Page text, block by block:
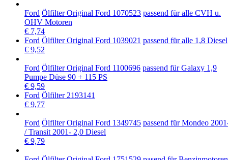
Ford Ölfilter Original Ford 1070523 passend für alle CVH u.
OHV Motoren
€ 7,74
Ford Ölfilter Original Ford 1039021 passend für alle 1,8 Diesel
€ 9,52
Ford Ölfilter Original Ford 1100696 passend für Galaxy 1,9
Pumpe Düse 90 + 115 PS
€ 9,59
Ford Ölfilter 2193141
€ 9,77
Ford Ölfilter Original Ford 1349745 passend für Mondeo
/ Transit 2001- 2,0 Diesel
€ 9,79